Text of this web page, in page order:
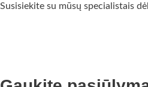
Susisiekite su mūsų specialistais